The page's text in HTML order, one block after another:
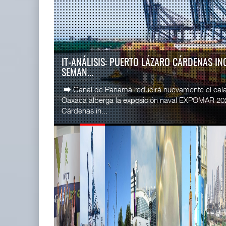
LA ATTRAPI LICITA RED DE
TREN...
La Agencia de Trenes y Transporte Público
licitación pública internacional para contratar el
Miguel Ángel Bres encabezará
seguridad en CON ...
07 AGO 2026
IT-ANÁLISIS: Puerto Lázaro
Cárdenas incorpora ...
06 AGO 2026
READ MORE
SSA
Esperanz
06 JUL
READ MORE
CICE
...
02 JUL
READ MORE
SSA
...
29 JUN
READ MORE